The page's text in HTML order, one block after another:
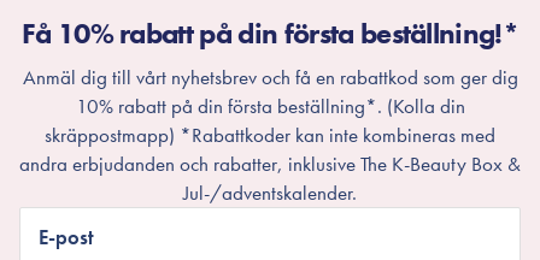
Få 10% rabatt på din första beställning!*
Anmäl dig till vårt nyhetsbrev och få en rabattkod som ger dig
10% rabatt på din första beställning*. (Kolla din
skräppostmapp) *Rabattkoder kan inte kombineras med
andra erbjudanden och rabatter, inklusive The K-Beauty Box &
Jul-/adventskalender.
E-post